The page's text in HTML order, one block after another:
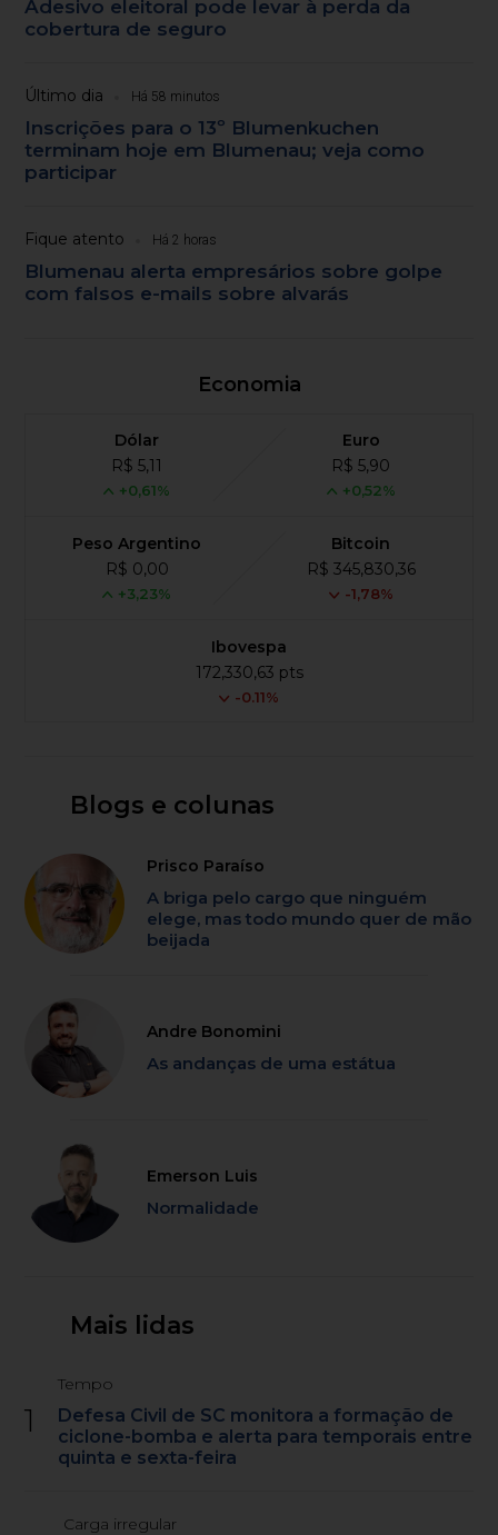
Adesivo eleitoral pode levar à perda da
cobertura de seguro
Último dia Há 58 minutos
Inscrições para o 13º Blumenkuchen
terminam hoje em Blumenau; veja como
participar
Fique atento Há 2 horas
Blumenau alerta empresários sobre golpe
com falsos e-mails sobre alvarás
Economia
Dólar
R$ 5,11
+0,61%
Euro
R$ 5,90
+0,52%
Peso Argentino
R$ 0,00
+3,23%
Bitcoin
R$ 345,830,36
-1,78%
Ibovespa
172,330,63 pts
-0.11%
Blogs e colunas
Prisco Paraíso
A briga pelo cargo que ninguém
elege, mas todo mundo quer de mão
beijada
Andre Bonomini
As andanças de uma estátua
Emerson Luis
Normalidade
Mais lidas
1
Tempo
Defesa Civil de SC monitora a formação de
ciclone-bomba e alerta para temporais entre
quinta e sexta-feira
Carga irregular